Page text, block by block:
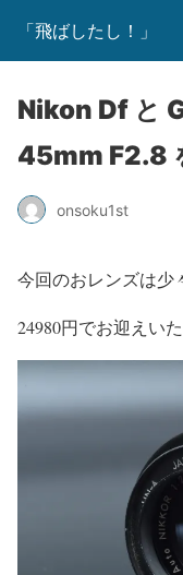
「飛ばしたし！」
Nikon Df と
45mm F2.8
onsoku1st
今回のおレンズは少
24980円でお迎えいた